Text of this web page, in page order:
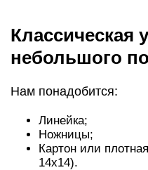
Классическая
небольшого
Нам понадобится:
Линейка;
Ножницы;
Картон или
14х14).